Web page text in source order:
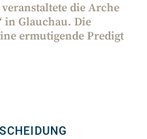
die Arche
in Glauchau. Die
ermutigende Predigt